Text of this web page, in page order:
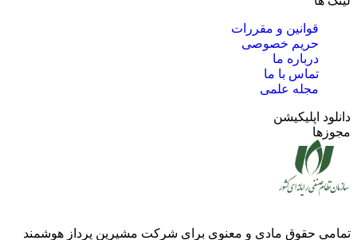
قوانین و مقررات
حریم خصوصی
درباره ما
تماس با ما
مجله علمی
دانلود اپلیکیشن
مجوزها
تمامی حقوق مادی و معنوی برای شرکت مشیرین پرداز هوشمند